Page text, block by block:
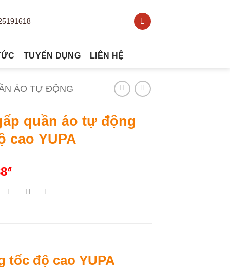
TUYỂN DỤNG LIÊN HỆ
ÁO TỰ ĐỘNG
quần áo tự động
cao YUPA
₫
tốc độ cao YUPA